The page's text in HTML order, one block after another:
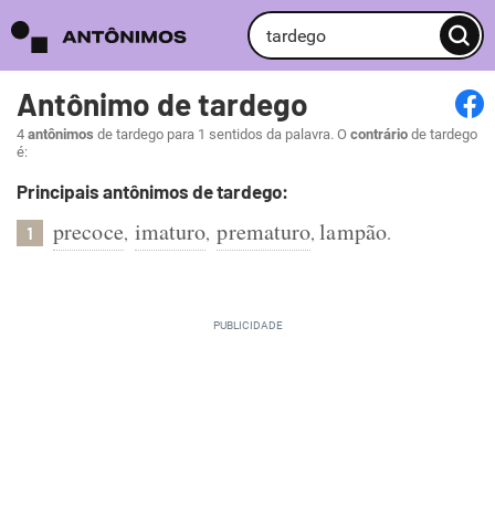
Antônimo de tardego
4 antônimos de tardego para 1 sentidos da palavra. O contrário de tardego
é:
Principais antônimos de tardego:
1 precoce, imaturo, prematuro,lampão.